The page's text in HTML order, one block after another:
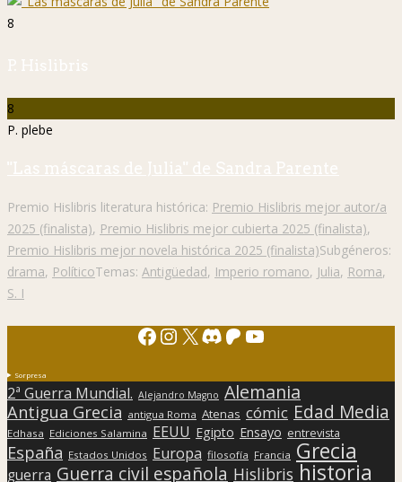
8
P. Hislibris
8
P. plebe
"Las máscaras de Julia" de Sandra Parente
Premio Hislibris literatura histórica: Premio Hislibris mejor autor/a
2025 (finalista), Premio Hislibris mejor cubierta 2025 (finalista),
Premio Hislibris mejor novela histórica 2025 (finalista)Subgéneros:
drama, PolíticoTemas: Antigüedad, Imperio romano, Julia, Roma,
S. I
Facebook
Instagram
X Discord
Patreon
YouTube
Sorpresa
2ª Guerra Mundial. Alejandro Magno Alemania
Antigua Grecia antigua Roma Atenas cómic Edad Media
Edhasa Ediciones Salamina EEUU Egipto Ensayo entrevista
España Estados Unidos Europa filosofía Francia Grecia
guerra Guerra civil española Hislibris historia